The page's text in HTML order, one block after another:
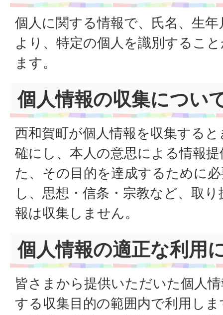
個人に関する情報で、氏名、生
より、特定の個人を識別するこ
ます。
個人情報の収集につい
西和賀町が個人情報を収集する
確にし、本人の意思による情報
た、その目的を達成するために
し、思想・信条・宗教など、取
報は収集しません。
個人情報の適正な利用
皆さまから提供いただいた個人
する収集目的の範囲内で利用し